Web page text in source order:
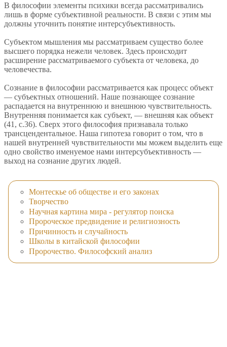
В философии элементы психики всегда рассматривались
лишь в форме субъективной реальности. В связи с этим мы
должны уточнить понятие интерсубъективность.
Субъектом мышления мы рассматриваем существо более
высшего порядка нежели человек. Здесь происходит
расширение рассматриваемого субъекта от человека, до
человечества.
Сознание в философии рассматривается как процесс объект
— субъектных отношений. Наше познающее сознание
распадается на внутреннюю и внешнюю чувствительность.
Внутренняя понимается как субъект, — внешняя как объект
(41, с.36). Сверх этого философия признавала только
трансцендентальное. Наша гипотеза говорит о том, что в
нашей внутренней чувствительности мы можем выделить еще
одно свойство именуемое нами интерсубъективность —
выход на сознание других людей.
Монтескье об обществе и его законах
Творчество
Научная картина мира - регулятор поиска
Пророческое предвидение и религиозность
Причинность и случайность
Школы в китайской философии
Пророчество. Философский анализ